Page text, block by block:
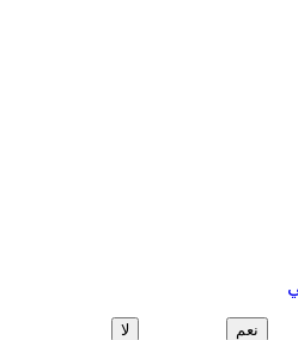
نعم لا